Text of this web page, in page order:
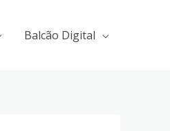
Balcão Digital